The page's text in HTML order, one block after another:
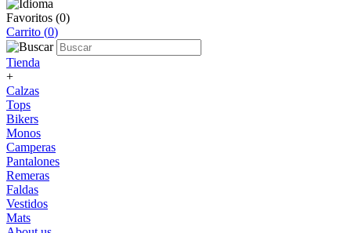
Favoritos (0)
Carrito (0)
Tienda
+
Calzas
Tops
Bikers
Monos
Camperas
Pantalones
Remeras
Faldas
Vestidos
Mats